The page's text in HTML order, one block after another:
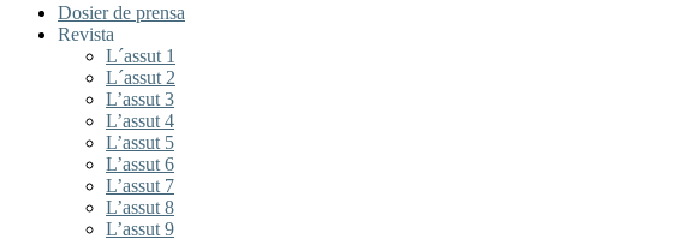
Dosier de prensa
Revista
L´assut 1
L´assut 2
L’assut 3
L’assut 4
L’assut 5
L’assut 6
L’assut 7
L’assut 8
L’assut 9